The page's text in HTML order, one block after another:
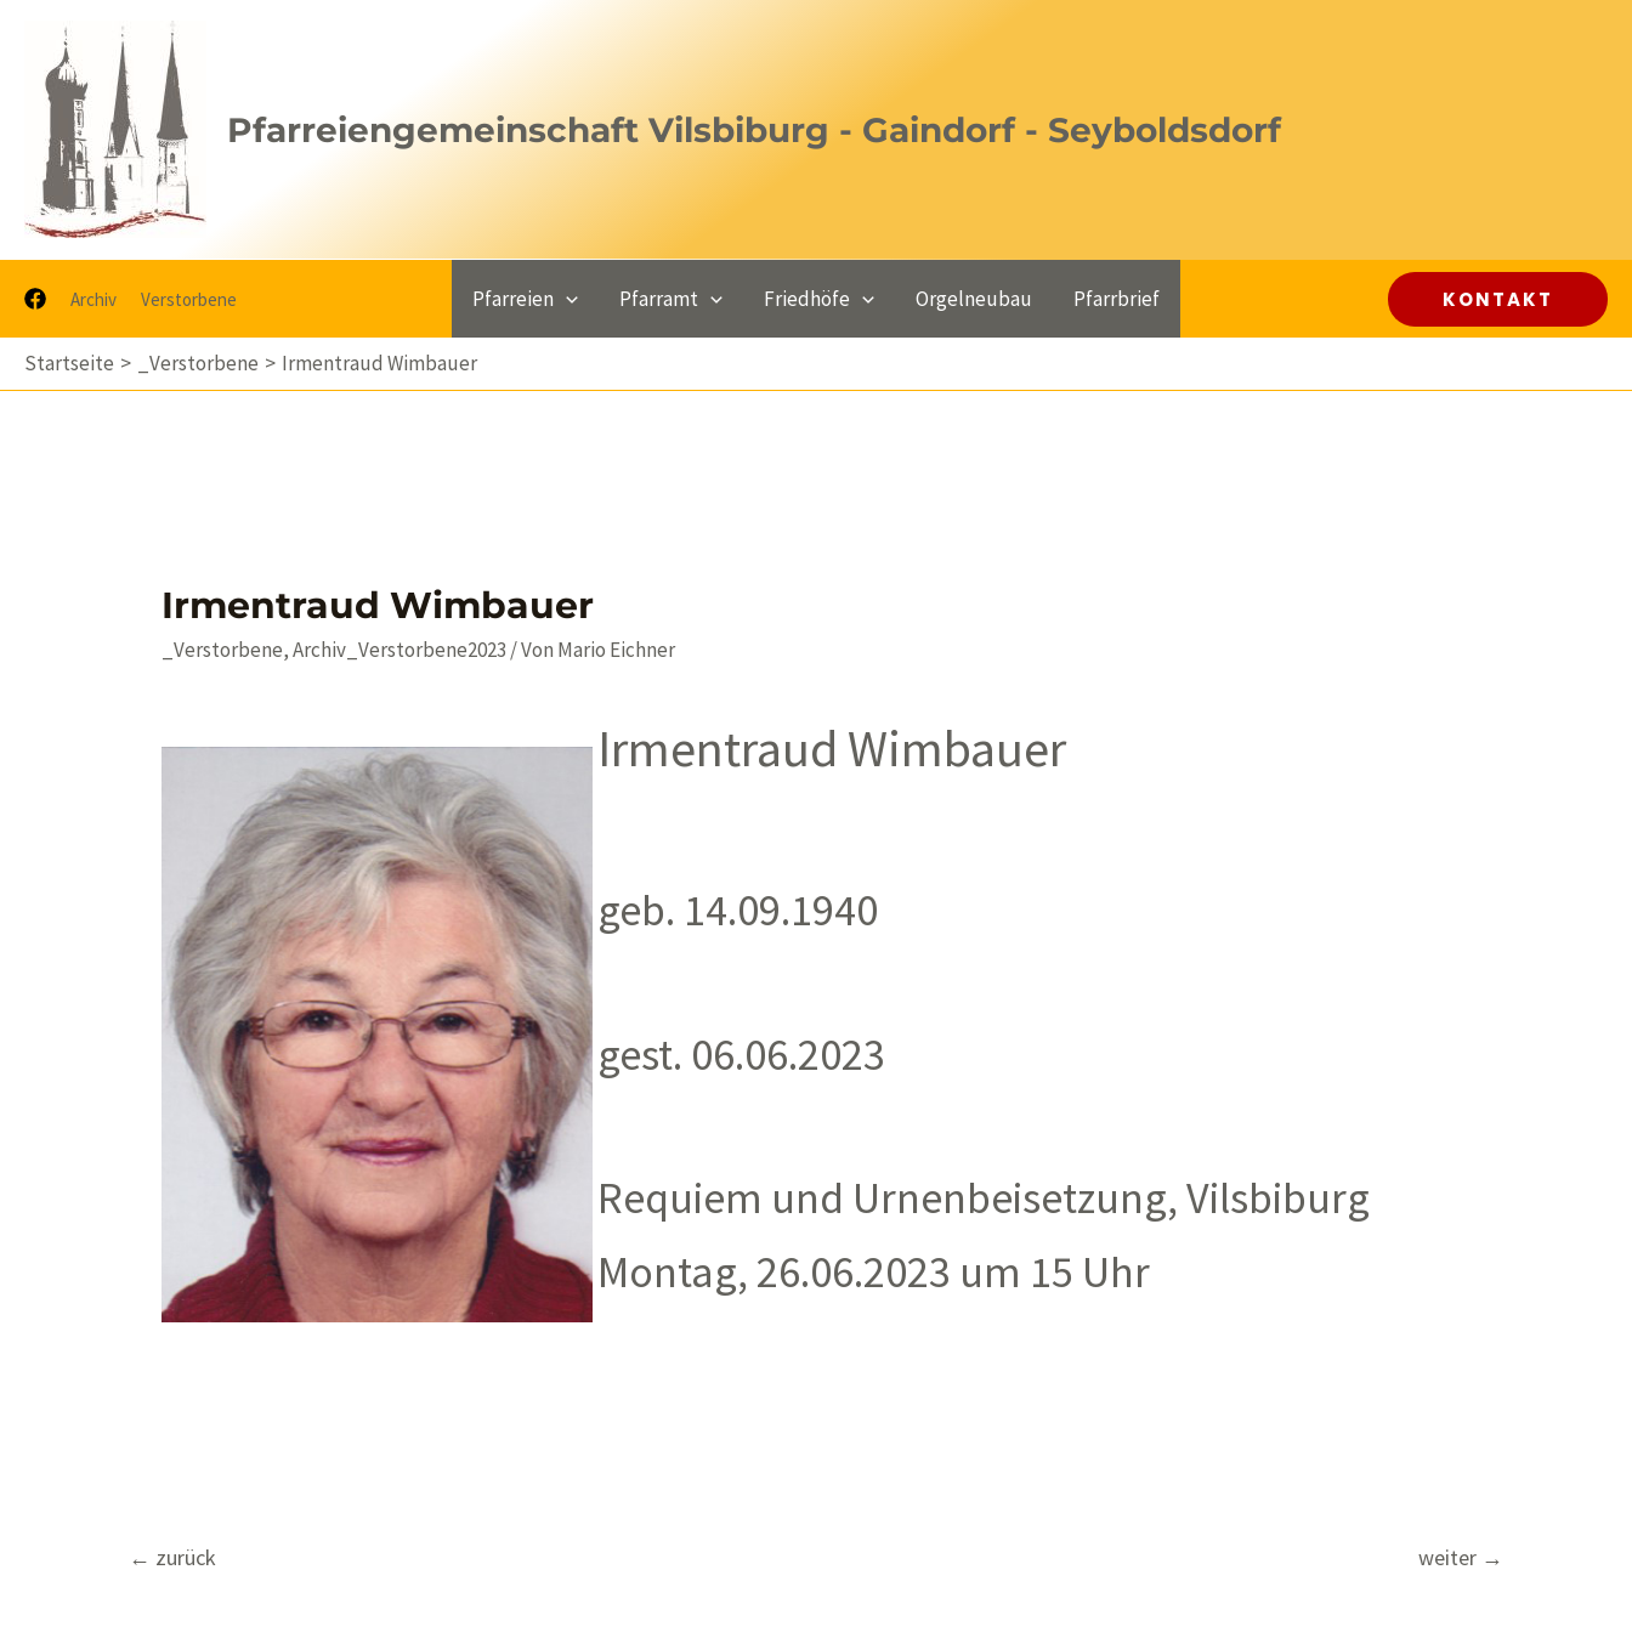
springen
Pfarreiengemeinschaft Vilsbiburg - Gaindorf - Seyboldsdorf
Archiv Verstorbene Pfarreien Pfarramt Friedhöfe Orgelneubau Pfarrbrief KONTAKT
Startseite _Verstorbene Irmentraud Wimbauer
Irmentraud Wimbauer
_Verstorbene,Archiv_Verstorbene2023 / Von Mario Eichner
Irmentraud Wimbauer
geb. 14.09.1940
gest. 06.06.2023
Requiem und Urnenbeisetzung, Vilsbiburg
Montag, 26.06.2023 um 15 Uhr
Beitragsnavigation
← zurück weiter →